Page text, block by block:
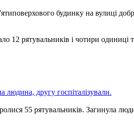
будинку на вулиці
12 рятувальників і чотири одиниці
людина, другу госпіталізували.
55 рятувальників. Загинула